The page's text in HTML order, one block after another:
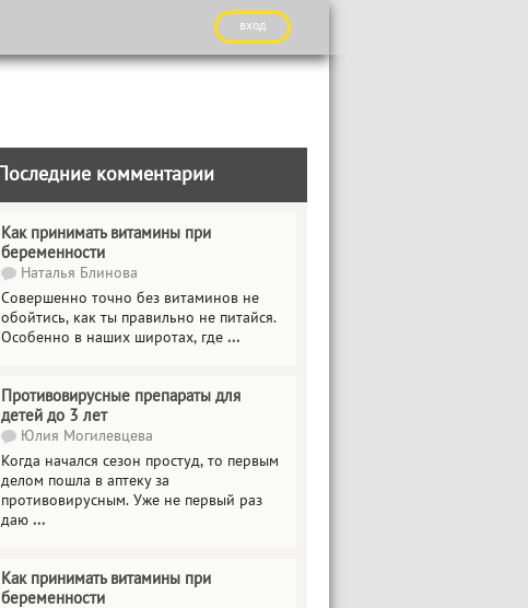
вход
Последние комментарии
Как принимать витамины при
беременности
Наталья Блинова
Совершенно точно без витаминов не
обойтись, как ты правильно не питайся.
Особенно в наших широтах, где ...
Противовирусные препараты для
детей до 3 лет
Юлия Могилевцева
Когда начался сезон простуд, то первым
делом пошла в аптеку за
противовирусным. Уже не первый раз
даю ...
Как принимать витамины при
беременности